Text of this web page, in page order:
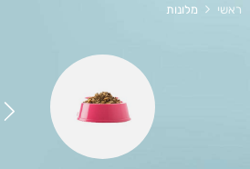
מלונות